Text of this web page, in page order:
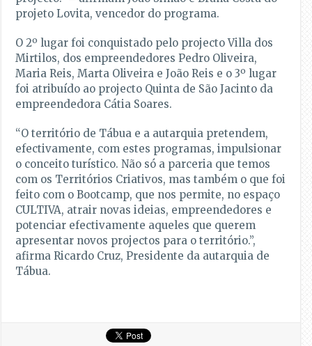
projeto Lovita, vencedor do programa.
O 2º lugar foi conquistado pelo projecto Villa dos
Mirtilos, dos empreendedores Pedro Oliveira,
Maria Reis, Marta Oliveira e João Reis e o 3º lugar
foi atribuído ao projecto Quinta de São Jacinto da
empreendedora Cátia Soares.
“O território de Tábua e a autarquia pretendem,
efectivamente, com estes programas, impulsionar
o conceito turístico. Não só a parceria que temos
com os Territórios Criativos, mas também o que foi
feito com o Bootcamp, que nos permite, no espaço
CULTIVA, atrair novas ideias, empreendedores e
potenciar efectivamente aqueles que querem
apresentar novos projectos para o território.”,
afirma Ricardo Cruz, Presidente da autarquia de
Tábua.